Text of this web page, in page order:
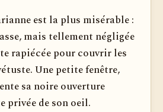
est la plus misérable :
mais tellement négligée
rapiécée pour couvrir les
Une petite fenêtre,
sa noire ouverture
privée de son oeil.